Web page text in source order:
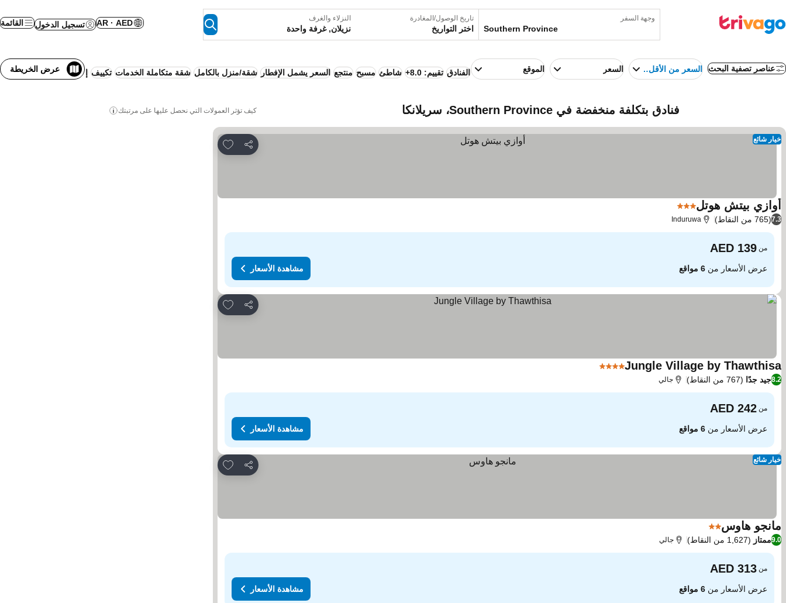
وجهة السفر تاريخ الوصول/المغادرة
اختر التواريخ
النزلاء والغرف
نزيلان, غرفة واحدة
AR · AED تسجيل الدخول القائمة
عناصر تصفية البحث السعر من الأقل إلى الأعلى
السعر الموقع الفنادق تقييم: 8.0+ شاطئ مسبح منتجع السعر يشمل الإفطار شقة/منزل بالكامل شقة متكاملة الخدمات تكييف إقامة كاملة شاملة واي
عرض الخريطة
فنادق بتكلفة منخفضة في Southern Province، سريلانكا كيف تؤثر العمولات التي نحصل عليها على مرتبتك
مشاركة
Add to favorites خيار شائع
أوازي بيتش هوتل3 عدد النجوم
7.3(765 من النقاط) Induruwa
من
عرض الأسعار من 6 مواقع مشاهدة الأسعار
مشاركة
Add to favorites
Jungle Village by Thawthisa4 عدد النجوم
8.2جيد جدًا (767 من النقاط) جالي
من
عرض الأسعار من 6 مواقع مشاهدة الأسعار
مشاركة
Add to favorites خيار شائع
مانجو هاوس2 عدد النجوم
9.0ممتاز (1,627 من النقاط) جالي
من
عرض الأسعار من 6 مواقع مشاهدة الأسعار